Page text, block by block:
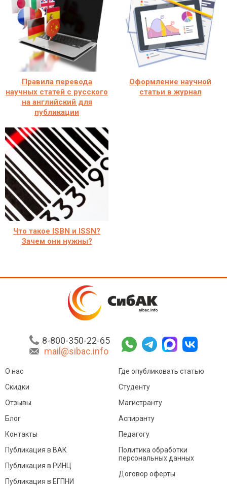
Правила перевода
научных статей с русского
на английский для
публикации
Оформление научной
статьи в журнал
Что такое ISBN и ISSN?
Зачем они нужны?
8-800-350-22-65
mail@sibac.info
О нас
Скидки
Отзывы
Блог
Контакты
Где опубликовать статью
Студенту
Магистранту
Аспиранту
Педагогу
Публикация в ВАК
Публикация в РИНЦ
Публикация в ЕГПНИ
Политика обработки
персональных данных
Договор оферты